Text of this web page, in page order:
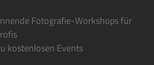
Fotografie-Workshops für
kostenlosen Events